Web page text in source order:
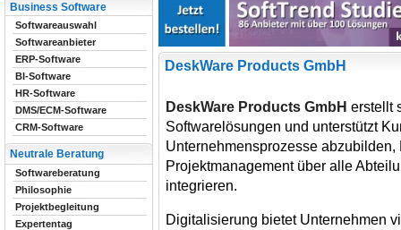
DeskWare Products GmbH
DeskWare Products GmbH erstellt
Softwarelösungen und unterstützt
Unternehmensprozesse
Projektmanagement über alle
integrieren.
Digitalisierung bietet Unternehmen
Business Software
Softwareauswahl
Softwareanbieter
ERP-Software
BI-Software
HR-Software
DMS/ECM-Software
CRM-Software
Neutrale Beratung
Softwareberatung
Philosophie
Projektbegleitung
Expertentag